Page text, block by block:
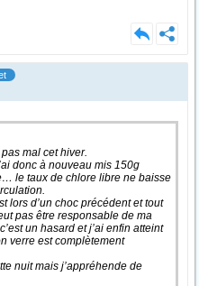
mal cet hiver.
donc à nouveau mis 150g
le taux de chlore libre ne baisse
lors d’un choc précédent et tout
pas être responsable de ma
un hasard et j’ai enfin atteint
verre est complètement
nuit mais j’appréhende de